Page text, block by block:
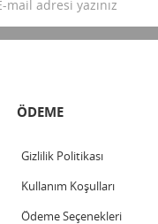
ÖDEME
Gizlilik Politikası
Kullanım Koşulları
Ödeme Seçenekleri